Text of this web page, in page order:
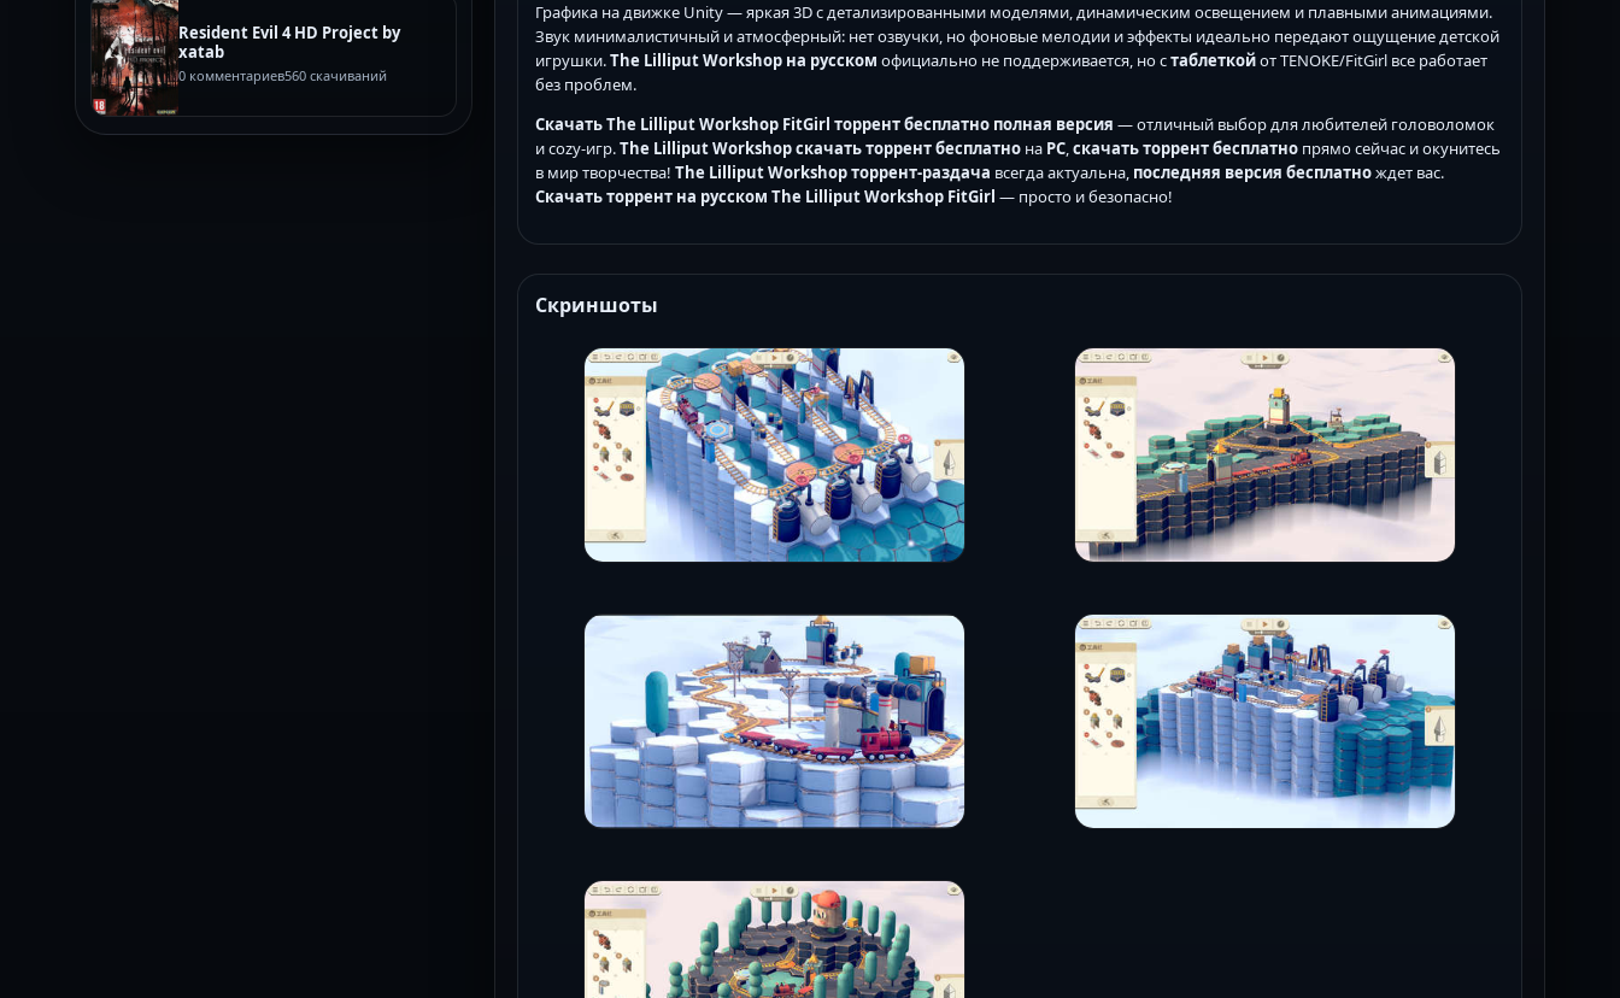
Resident Evil 4 HD Project by
xatab
0 комментариев560 скачиваний
Графика на движке Unity — яркая 3D с детализированными моделями, динамическим освещением и плавными анимациями.
Звук минималистичный и атмосферный: нет озвучки, но фоновые мелодии и эффекты идеально передают ощущение детской
игрушки.The Lilliput Workshop на русском официально не поддерживается, но стаблеткойот TENOKE/FitGirl все работает
без проблем.
Скачать The Lilliput Workshop FitGirl торрент бесплатно полная версия — отличный выбор для любителей головоломок
и cozy-игр.The Lilliput Workshop скачать торрентбесплатно на PC,скачать торрент бесплатно прямо сейчас и окунитесь
в мир творчества! The Lilliput Workshop торрент-раздача всегда актуальна, последняя версия бесплатнождет вас.
Скачать торрент на русском The Lilliput Workshop FitGirl — просто и безопасно!
Скриншоты